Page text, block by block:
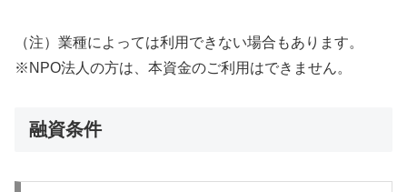
（注）業種によっては利用できない場合もあります。
※NPO法人の方は、本資金のご利用はできません。
融資条件